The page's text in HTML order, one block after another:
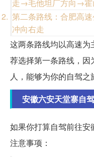
走→毛他坦厂方向→
第二条路线：合肥高
冲向右走
这两条路线均以高速
荐选择第一条路线，
人，能够为你的自驾之
安徽六安天堂寨自
如果你打算自驾前往
注意事项：